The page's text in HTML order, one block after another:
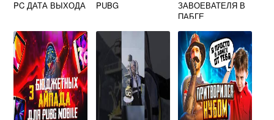
PC ДАТА ВЫХОДА PUBG
ЗАВОЕВАТЕЛЯ В
ПАБГЕ